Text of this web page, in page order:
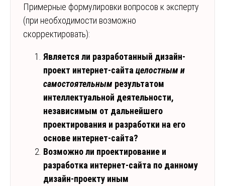
Примерные формулировки вопросов к эксперту
(при необходимости возможно
скорректировать):
Является ли разработанный дизайн-
проект интернет-сайта целостным и
самостоятельным результатом
интеллектуальной деятельности,
независимым от дальнейшего
проектирования и разработки на его
основе интернет-сайта?
Возможно ли проектирование и
разработка интернет-сайта по данному
дизайн-проекту иным